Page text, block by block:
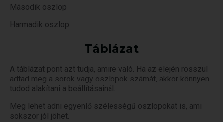
Második oszlop
Harmadik oszlop
Táblázat
A táblázat pont azt tudja, amire való. Ha az elején rosszul
adtad meg a sorok vagy oszlopok számát, akkor könnyen
tudod alakítani a beállításainál.
Meg lehet adni egyenlő szélességű oszlopokat is, ami
sokszor jól jöhet.